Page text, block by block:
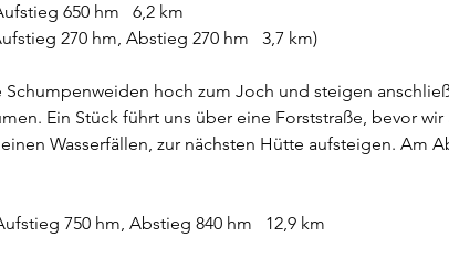
650 hm   6,2 km
270 hm, Abstieg 270 hm   3,7 km)
hoch zum Joch und steigen
Ein Stück führt uns über eine Forststraße, bevor
Wasserfällen, zur nächsten Hütte aufsteigen. Am
750 hm, Abstieg 840 hm   12,9 km